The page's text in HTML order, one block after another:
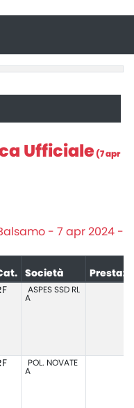
Ufficiale (7 apr
- 7 apr 2024 -
Società
ASPES SSD RL
A
POL. NOVATE
A